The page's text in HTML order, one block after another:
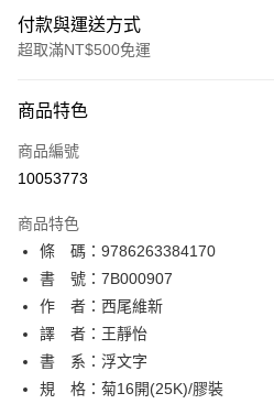
付款與運送方式
超取滿NT$500免運
信用卡一次付款
超商取貨付款
相關說明
【關於「AFTEE先享後付」】
AFTEE先享後付是「在收到商品之後才付
便利好安心！
１．簡單：不需註冊會員、不需綁卡、不
２．便利：只要手機號碼，簡訊認證，即可
３．安心：先確認商品／服務後，再付款。
【「AFTEE先享後付」結帳流程】
ATM付款
運送方式
全家取貨付款
每筆NT$80，滿NT$500(含以上)免運
商品特色
商品編號
10053773
商品特色
條 碼：9786263384170
書 號：7B000907
作 者：西尾維新
譯 者：王靜怡
書 系：浮文字
規 格：菊16開(25K)/膠裝